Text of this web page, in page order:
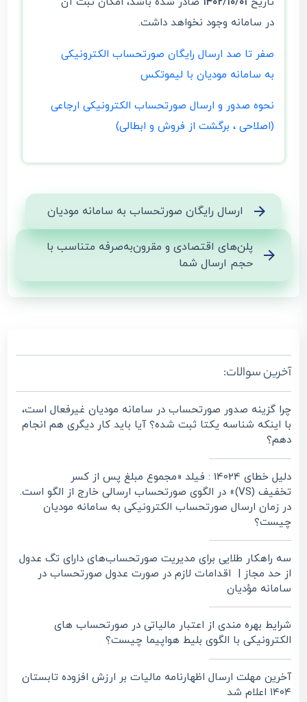
در سامانه وجود نخواهد داشت.
صفر تا صد ارسال رایگان صورتحساب الکترونیکی
به سامانه مودیان با لیموتکس
نحوه صدور و ارسال صورتحساب الکترونیکی ارجاعی
(اصلاحی ، برگشت از فروش و ابطالی)
ارسال رایگان صورتحساب به سامانه مودیان
پلن‌های اقتصادی و مقرون‌به‌صرفه متناسب با
حجم ارسال شما
آخرین سوالات:
چرا گزینه صدور صورتحساب در سامانه مودیان غیرفعال است،
با اینکه شناسه یکتا ثبت شده؟ آیا باید کار دیگری هم انجام
دهم؟
دلیل خطای 14024 : فیلد «مجموع مبلغ پس از کسر
تخفیف (VS)» در الگوی صورتحساب ارسالی خارج از الگو است.
در زمان ارسال صورتحساب الکترونیکی به سامانه مودیان
چیست؟
سه راهکار طلایی برای مدیریت صورتحساب‌های دارای تگ عدول
از حد مجاز | اقدامات لازم در صورت عدول صورتحساب در
سامانه مؤدیان
شرایط بهره مندی از اعتبار مالیاتی در صورتحساب های
الکترونیکی با الگوی بلیط هواپیما چیست؟
آخرین مهلت ارسال اظهارنامه مالیات بر ارزش افزوده تابستان
۱۴۰۴ اعلام شد